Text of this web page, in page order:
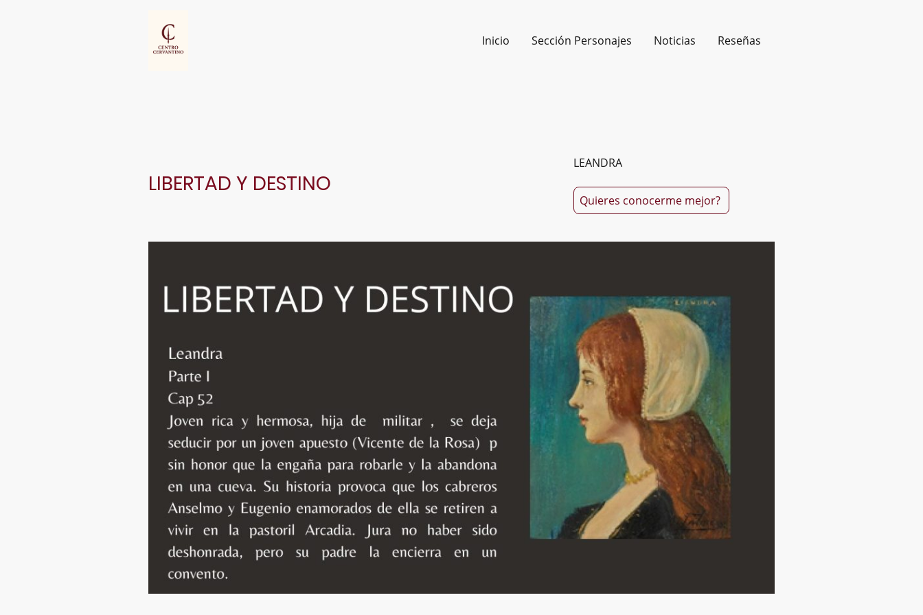
Inicio Sección Personajes Noticias Reseñas
LIBERTAD Y DESTINO
LEANDRA
Quieres conocerme mejor?